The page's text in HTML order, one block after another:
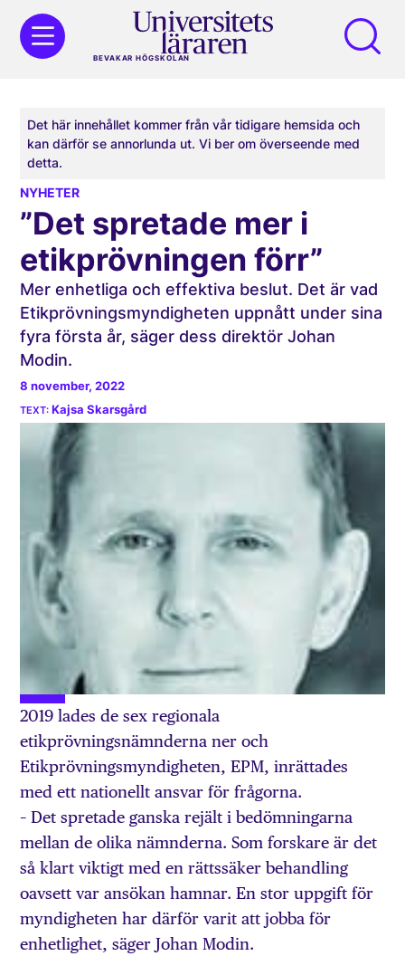
BEVAKAR HÖGSKOLAN
Det här innehållet kommer från vår tidigare hemsida och
kan därför se annorlunda ut. Vi ber om överseende med
detta.
NYHETER
”Det spretade mer i
etikprövningen förr”
Mer enhetliga och effektiva beslut. Det är vad
Etikprövningsmyndigheten uppnått under sina
fyra första år, säger dess direktör Johan
Modin.
8 november, 2022
Kajsa Skarsgård
2019 lades de sex regionala
etikprövningsnämnderna ner och
Etikprövningsmyndigheten, EPM, inrättades
med ett nationellt ansvar för frågorna.
– Det spretade ganska rejält i bedömningarna
mellan de olika nämnderna. Som forskare är det
så klart viktigt med en rättssäker behandling
oavsett var ansökan hamnar. En stor uppgift för
myndigheten har därför varit att jobba för
enhetlighet, säger Johan Modin.